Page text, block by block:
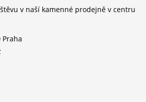
v naší kamenné prodejně v centru
Praha